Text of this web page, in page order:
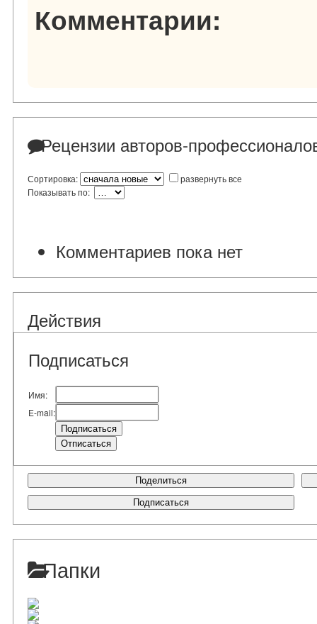
Комментарии:
Рецензии авторов-
Сортировка:
развернуть все
Показывать по:
Комментариев пока нет
Действия
Подписаться
Имя:
E-mail:
Поделиться
Подписаться
Папки